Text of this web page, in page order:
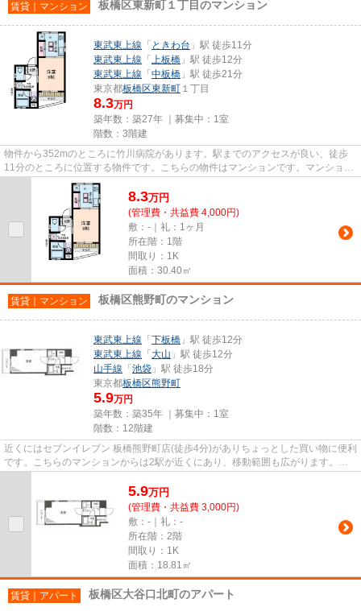
賃貸｜マンション 板橋区東新町１丁目のマンション
東武東上線 「 ときわ台 」駅 徒歩11分
東武東上線 「 上板橋 」駅 徒歩12分
東武東上線 「 中板橋 」駅 徒歩21分
東京都板橋区東新町 １丁目
8.3万円
築年数：築27年 ｜募集中： 1室
階数：3階建
物件から352mのところに竹川病院があります。駅までのアクセスが良い、徒歩
11分のところに位置する物件です。こちらの物件はマンションです。マンション
の周辺に駅が2つあり、よく電車...
8.3万円
(管理費・共益費 4,000円)
敷：-｜礼：1ヶ月
所在階：1階
間取り：1K
面積：30.40㎡
賃貸｜マンション 板橋区熊野町のマンション
東武東上線 「 下板橋 」駅 徒歩12分
東武東上線 「 大山 」駅 徒歩12分
山手線 「 池袋 」駅 徒歩18分
東京都板橋区熊野町
5.9万円
築年数：築35年 ｜募集中： 1室
階数：12階建
近くにはセブンイレブン 板橋熊野町店(徒歩4分)がありちょっとした買い物に便利
です。こちらのマンションからは2駅が近くにあり、移動範囲も広がります。防
5.9万円
(管理費・共益費 3,000円)
敷：-｜礼：-
所在階：2階
間取り：1K
面積：18.81㎡
賃貸｜アパート 板橋区大谷口北町のアパート